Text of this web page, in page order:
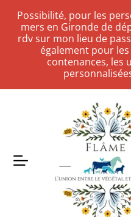
Possibilité, pour les
mers en Gironde de
rdv sur mon lieu de
également pour
contenances, les